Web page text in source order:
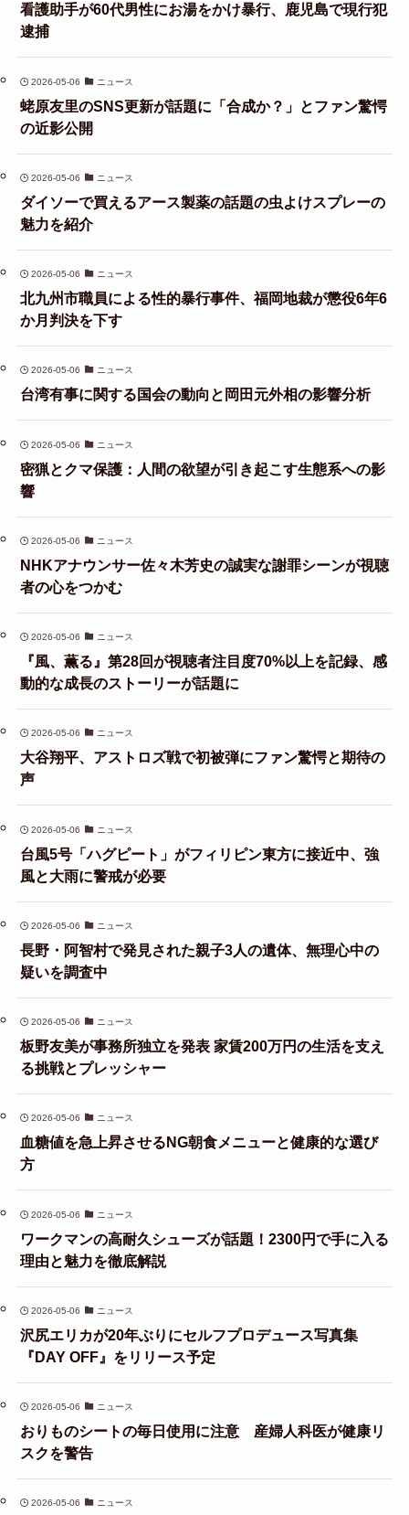
看護助手が60代男性にお湯をかけ暴行、鹿児島で現行犯
逮捕
2026-05-06 ニュース
蛯原友里のSNS更新が話題に「合成か？」とファン驚愕
の近影公開
2026-05-06 ニュース
ダイソーで買えるアース製薬の話題の虫よけスプレーの
魅力を紹介
2026-05-06 ニュース
北九州市職員による性的暴行事件、福岡地裁が懲役6年6
か月判決を下す
2026-05-06 ニュース
台湾有事に関する国会の動向と岡田元外相の影響分析
2026-05-06 ニュース
密猟とクマ保護：人間の欲望が引き起こす生態系への影
響
2026-05-06 ニュース
NHKアナウンサー佐々木芳史の誠実な謝罪シーンが視聴
者の心をつかむ
2026-05-06 ニュース
『風、薫る』第28回が視聴者注目度70%以上を記録、感
動的な成長のストーリーが話題に
2026-05-06 ニュース
大谷翔平、アストロズ戦で初被弾にファン驚愕と期待の
声
2026-05-06 ニュース
台風5号「ハグピート」がフィリピン東方に接近中、強
風と大雨に警戒が必要
2026-05-06 ニュース
長野・阿智村で発見された親子3人の遺体、無理心中の
疑いを調査中
2026-05-06 ニュース
板野友美が事務所独立を発表 家賃200万円の生活を支え
る挑戦とプレッシャー
2026-05-06 ニュース
血糖値を急上昇させるNG朝食メニューと健康的な選び
方
2026-05-06 ニュース
ワークマンの高耐久シューズが話題！2300円で手に入る
理由と魅力を徹底解説
2026-05-06 ニュース
沢尻エリカが20年ぶりにセルフプロデュース写真集
『DAY OFF』をリリース予定
2026-05-06 ニュース
おりものシートの毎日使用に注意 産婦人科医が健康リ
スクを警告
2026-05-06 ニュース